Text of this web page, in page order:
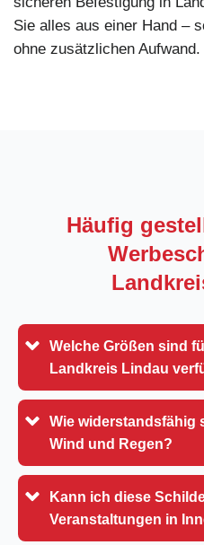
Sie alles aus einer Hand –
ohne zusätzlichen Aufwand.
Häufig
Welche Größen sind
Landkreis Lindau
Wie widerstandsfähig
Wind und Regen?
Kann ich diese
Veranstaltungen in